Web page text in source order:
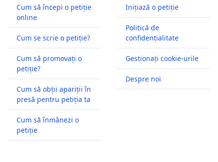
Cum să începi o petiție
online
Cum se scrie o petiție?
Cum să promovați o
petiție?
Cum să obții apariții în
presă pentru petiția ta
Cum să înmânezi o
petiție
Inițiază o petiție
Politică de
confidențialitate
Gestionați cookie-urile
Despre noi